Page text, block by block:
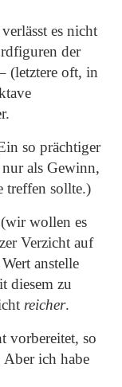
es nicht
der
(letztere oft, in
so prächtiger
als Gewinn,
treffen sollte.)
wollen es
Verzicht auf
anstelle
diesem zu
reicher.
vorbereitet, so
ich habe